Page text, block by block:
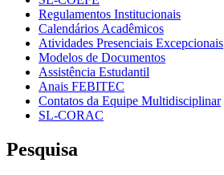
Regulamentos Institucionais
Calendários Acadêmicos
Atividades Presenciais Excepcionais
Modelos de Documentos
Assistência Estudantil
Anais FEBITEC
Contatos da Equipe Multidisciplinar
SL-CORAC
Pesquisa